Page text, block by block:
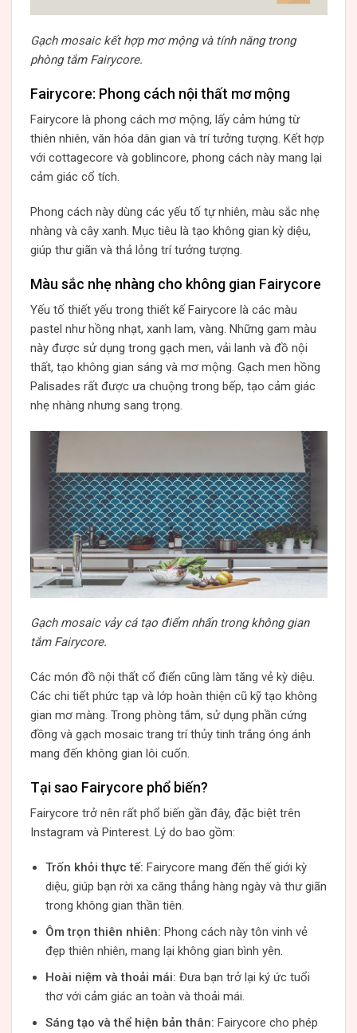
Gạch mosaic kết hợp mơ mộng và tính năng trong
phòng tắm Fairycore.
Fairycore: Phong cách nội thất mơ mộng
Fairycore là phong cách mơ mộng, lấy cảm hứng từ
thiên nhiên, văn hóa dân gian và trí tưởng tượng. Kết hợp
với cottagecore và goblincore, phong cách này mang lại
cảm giác cổ tích.
Phong cách này dùng các yếu tố tự nhiên, màu sắc nhẹ
nhàng và cây xanh. Mục tiêu là tạo không gian kỳ diệu,
giúp thư giãn và thả lỏng trí tưởng tượng.
Màu sắc nhẹ nhàng cho không gian Fairycore
Yếu tố thiết yếu trong thiết kế Fairycore là các màu
pastel như hồng nhạt, xanh lam, vàng. Những gam màu
này được sử dụng trong gạch men, vải lanh và đồ nội
thất, tạo không gian sáng và mơ mộng. Gạch men hồng
Palisades rất được ưa chuộng trong bếp, tạo cảm giác
nhẹ nhàng nhưng sang trọng.
Gạch mosaic vảy cá tạo điểm nhấn trong không gian
tắm Fairycore.
Các món đồ nội thất cổ điển cũng làm tăng vẻ kỳ diệu.
Các chi tiết phức tạp và lớp hoàn thiện cũ kỹ tạo không
gian mơ màng. Trong phòng tắm, sử dụng phần cứng
đồng và gạch mosaic trang trí thủy tinh trắng óng ánh
mang đến không gian lôi cuốn.
Tại sao Fairycore phổ biến?
Fairycore trở nên rất phổ biến gần đây, đặc biệt trên
Instagram và Pinterest. Lý do bao gồm:
Trốn khỏi thực tế: Fairycore mang đến thế giới kỳ
diệu, giúp bạn rời xa căng thẳng hàng ngày và thư giãn
trong không gian thần tiên.
Ôm trọn thiên nhiên: Phong cách này tôn vinh vẻ
đẹp thiên nhiên, mang lại không gian bình yên.
Hoài niệm và thoải mái: Đưa bạn trở lại ký ức tuổi
thơ với cảm giác an toàn và thoải mái.
Sáng tạo và thể hiện bản thân: Fairycore cho phép